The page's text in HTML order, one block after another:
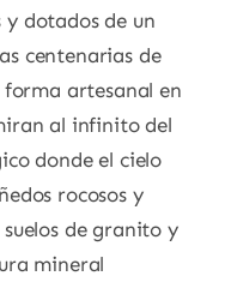
y dotados de un
centenarias de
forma artesanal en
al infinito del
donde el cielo
rocosos y
de granito y
mineral